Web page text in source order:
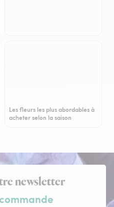
Les fleurs les plus abordables à
acheter selon la saison
newsletter